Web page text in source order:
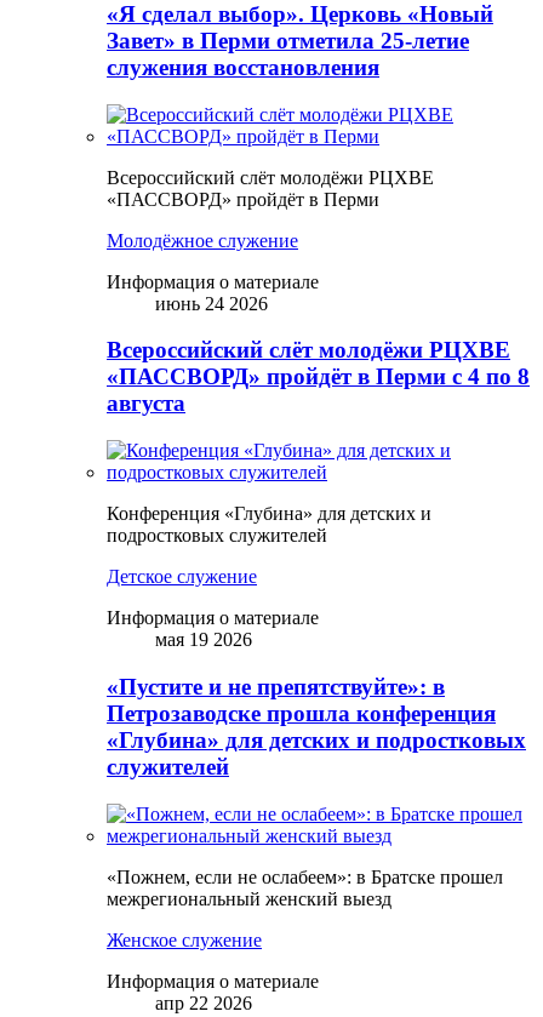
«Я сделал выбор». Церковь «Новый
Завет» в Перми отметила 25-летие
служения восстановления
Всероссийский слёт молодёжи РЦХВЕ
«ПАССВОРД» пройдёт в Перми
Молодёжное служение
Информация о материале
июнь 24 2026
Всероссийский слёт молодёжи РЦХВЕ
«ПАССВОРД» пройдёт в Перми с 4 по 8
августа
Конференция «Глубина» для детских и
подростковых служителей
Детское служение
Информация о материале
мая 19 2026
«Пустите и не препятствуйте»: в
Петрозаводске прошла конференция
«Глубина» для детских и подростковых
служителей
«Пожнем, если не ослабеем»: в Братске прошел
межрегиональный женский выезд
Женское служение
Информация о материале
апр 22 2026